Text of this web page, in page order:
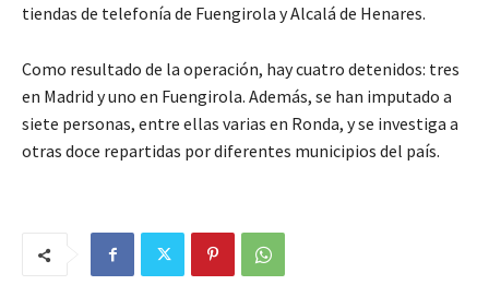
tiendas de telefonía de Fuengirola y Alcalá de Henares.
Como resultado de la operación, hay cuatro detenidos: tres
en Madrid y uno en Fuengirola. Además, se han imputado a
siete personas, entre ellas varias en Ronda, y se investiga a
otras doce repartidas por diferentes municipios del país.